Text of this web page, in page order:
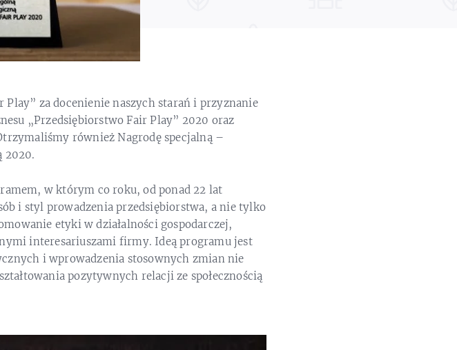
za docenienie naszych starań i przyznanie
„Przedsiębiorstwo Fair Play” 2020 oraz
również Nagrodę specjalną –
2020.
w którym co roku, od ponad 22 lat
i styl prowadzenia przedsiębiorstwa, a nie tylko
etyki w działalności gospodarczej,
interesariuszami firmy. Ideą programu jest
i wprowadzenia stosownych zmian nie
pozytywnych relacji ze społecznością